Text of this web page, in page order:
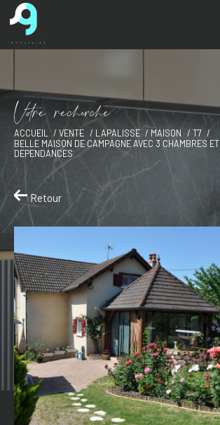
Vore recece
ACCUEIL VENTE LAPALISSE MAISON
T7
BELLE MAISON DE CAMPAGNE AVEC 3 CHAMBRES ET
DEPENDANCES
Retour